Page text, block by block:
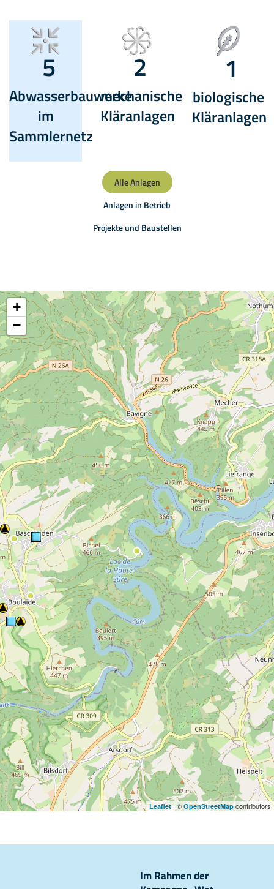
5
Abwasserbauwerke
im
Sammlernetz
2
mechanische
Kläranlagen
1
biologische
Kläranlagen
Alle Anlagen
Anlagen in Betrieb
Projekte und Baustellen
+
−
Leaflet | ©OpenStreetMap contributors
Im Rahmen der